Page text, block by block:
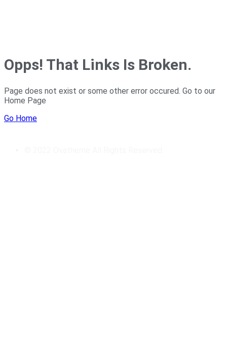
Opps! That Links Is Broken.
Page does not exist or some other error occured. Go to our
Home Page
Go Home